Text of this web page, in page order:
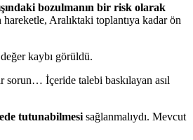
bozulmanın bir risk olarak
Aralıktaki toplantıya kadar ön
kaybı görüldü.
sorun… İçeride talebi baskılayan asıl
tutunabilmesi sağlanmalıydı. Mevcut